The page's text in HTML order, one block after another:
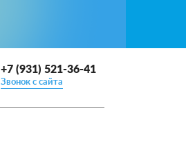
+7 (931) 521-36-41
Звонок с сайта